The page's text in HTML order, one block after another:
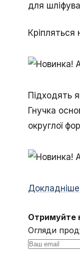
для
Підходять
Гнучка
округлої
Докладніше
Отримуйте
Огляди